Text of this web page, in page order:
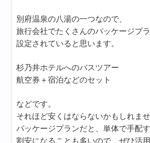
別府温泉の八湯の一つなので、
旅行会社でたくさんのパッケージプ
設定されていると思います。
杉乃井ホテルへのバスツアー
航空券＋宿泊などのセット
などです。
それほど安くはならないかもしれませ
パッケージプランだと、単体で手配
割安になることも多いので、ぜひ活